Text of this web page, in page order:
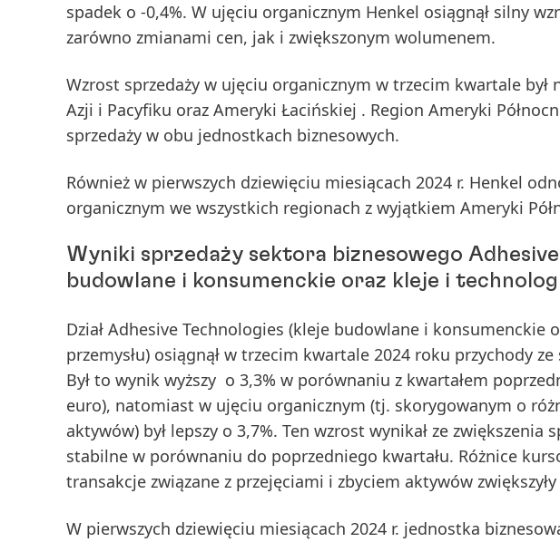
spadek o -0,4%. W ujęciu organicznym Henkel osiągnął silny
zarówno zmianami cen, jak i zwiększonym wolumenem.
Wzrost sprzedaży w ujęciu organicznym w trzecim kwartale był
Azji i Pacyfiku oraz Ameryki Łacińskiej . Region Ameryki
sprzedaży w obu jednostkach biznesowych.
Również w pierwszych dziewięciu miesiącach 2024 r. Henkel
organicznym we wszystkich regionach z wyjątkiem Ameryki
Wyniki sprzedaży sektora biznesowego
budowlane i konsumenckie oraz kleje i
Dział Adhesive Technologies (kleje budowlane i konsumenckie
przemysłu) osiągnął w trzecim kwartale 2024 roku przychody ze
Był to wynik wyższy o 3,3% w porównaniu z kwartałem
euro), natomiast w ujęciu organicznym (tj. skorygowanym o
aktywów) był lepszy o 3,7%. Ten wzrost wynikał ze zwiększenia
stabilne w porównaniu do poprzedniego kwartału. Różnice
transakcje związane z przejęciami i zbyciem aktywów zwiększyły
W pierwszych dziewięciu miesiącach 2024 r. jednostka